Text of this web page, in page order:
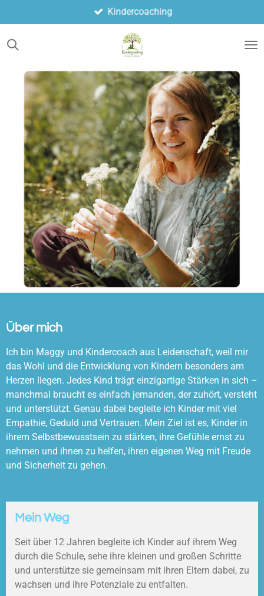
Hauptinhalt
springen
Kindercoaching
Über mich
Ich bin Maggy und Kindercoach aus Leidenschaft, weil mir
das Wohl und die Entwicklung von Kindern besonders am
Herzen liegen. Jedes Kind trägt einzigartige Stärken in sich –
manchmal braucht es einfach jemanden, der zuhört, versteht
und unterstützt. Genau dabei begleite ich Kinder mit viel
Empathie, Geduld und Vertrauen. Mein Ziel ist es, Kinder in
ihrem Selbstbewusstsein zu stärken, ihre Gefühle ernst zu
nehmen und ihnen zu helfen, ihren eigenen Weg mit Freude
und Sicherheit zu gehen.
Mein Weg
Seit über 12 Jahren begleite ich Kinder auf ihrem Weg
durch die Schule, sehe ihre kleinen und großen Schritte
und unterstütze sie gemeinsam mit ihren Eltern dabei, zu
wachsen und ihre Potenziale zu entfalten.